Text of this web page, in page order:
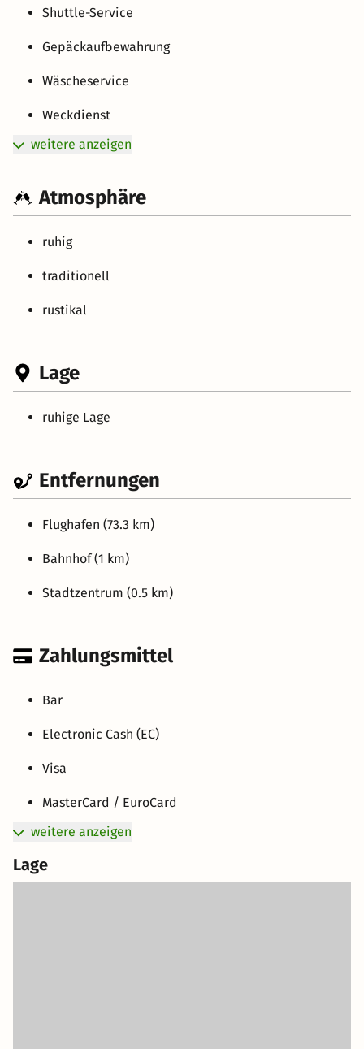
Shuttle-Service
Gepäckaufbewahrung
Wäscheservice
Weckdienst
weitere anzeigen
Atmosphäre
ruhig
traditionell
rustikal
Lage
ruhige Lage
Entfernungen
Flughafen (73.3 km)
Bahnhof (1 km)
Stadtzentrum (0.5 km)
Zahlungsmittel
Bar
Electronic Cash (EC)
Visa
MasterCard / EuroCard
weitere anzeigen
Lage